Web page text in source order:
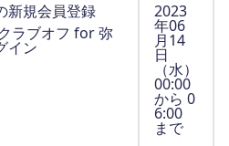
新規会員登録
ラブオフ for 弥
イン
2023
年06
月14
日
（水）
00:00
から 0
6:00
まで